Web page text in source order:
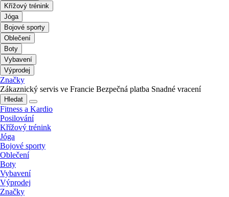
Křížový trénink
Jóga
Bojové sporty
Oblečení
Boty
Vybavení
Výprodej
Značky
Zákaznický servis ve Francie Bezpečná platba Snadné vracení
Hledat
Fitness a Kardio
Posilování
Křížový trénink
Jóga
Bojové sporty
Oblečení
Boty
Vybavení
Výprodej
Značky